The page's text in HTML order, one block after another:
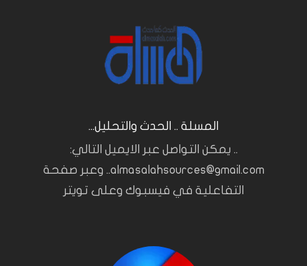
المسلة .. الحدث والتحليل...
.. يمكن التواصل عبر الايميل التالي:
almasalahsources@gmail.com.. وعبر صفحة
التفاعلية في فيسبوك وعلى تويتر